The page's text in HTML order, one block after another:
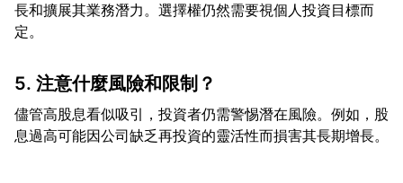
長和擴展其業務潛力。選擇權仍然需要視個人投資目標而
5. 注意什麼風險和限制？
儘管高股息看似吸引，投資者仍需警惕潛在風險。例如，股